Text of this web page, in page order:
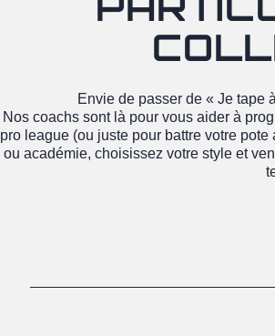
Envie de passer de « Je tape
Nos coachs sont là pour vous aider à
pro league (ou juste pour battre votre
ou académie, choisissez votre style et